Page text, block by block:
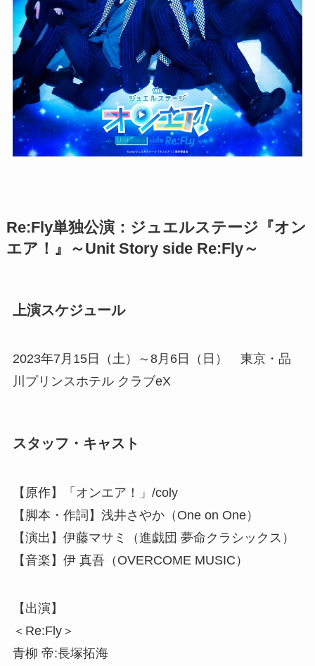
Re:Fly単独公演：ジュエルステージ『オン
エア！』～Unit Story side Re:Fly～
上演スケジュール
2023年7月15日（土）～8月6日（日） 東京・品
川プリンスホテル クラブeX
スタッフ・キャスト
【原作】「オンエア！」/coly
【脚本・作詞】浅井さやか（One on One）
【演出】伊藤マサミ（進戯団 夢命クラシックス）
【音楽】伊 真吾（OVERCOME MUSIC）
【出演】
＜Re:Fly＞
青柳 帝:長塚拓海